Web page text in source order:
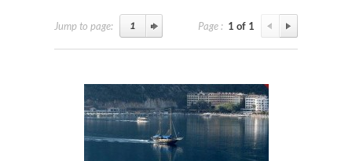
Jump to page: Page : 1 of 1